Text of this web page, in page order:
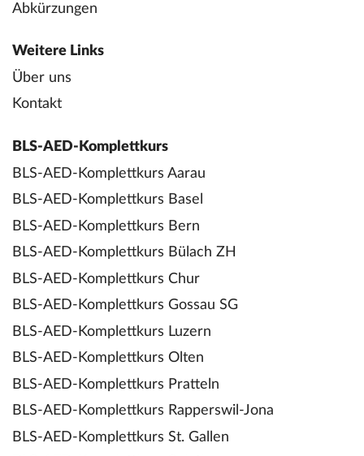
Abkürzungen
Weitere Links
Über uns
Kontakt
BLS-AED-Komplettkurs
BLS-AED-Komplettkurs Aarau
BLS-AED-Komplettkurs Basel
BLS-AED-Komplettkurs Bern
BLS-AED-Komplettkurs Bülach ZH
BLS-AED-Komplettkurs Chur
BLS-AED-Komplettkurs Gossau SG
BLS-AED-Komplettkurs Luzern
BLS-AED-Komplettkurs Olten
BLS-AED-Komplettkurs Pratteln
BLS-AED-Komplettkurs Rapperswil-Jona
BLS-AED-Komplettkurs St. Gallen